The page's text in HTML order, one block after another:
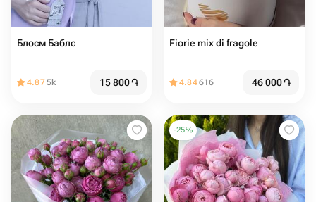
Блосм Баблс
4.875k 15 800֏
Fiorie mix di fragole
4.84616 46 000֏
-25%